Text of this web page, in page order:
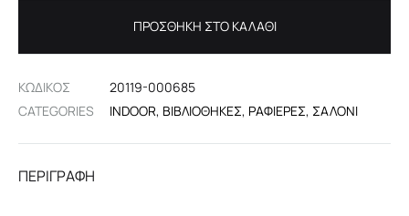
ΠΡΟΣΘΉΚΗ ΣΤΟ ΚΑΛΆΘΙ
ΚΩΔΙΚΟΣ
20119-000685
CATEGORIES
INDOOR, ΒΙΒΛΙΟΘΉΚΕΣ, ΡΑΦΙΈΡΕΣ, ΣΑΛΌΝΙ
ΠΕΡΙΓΡΑΦΉ